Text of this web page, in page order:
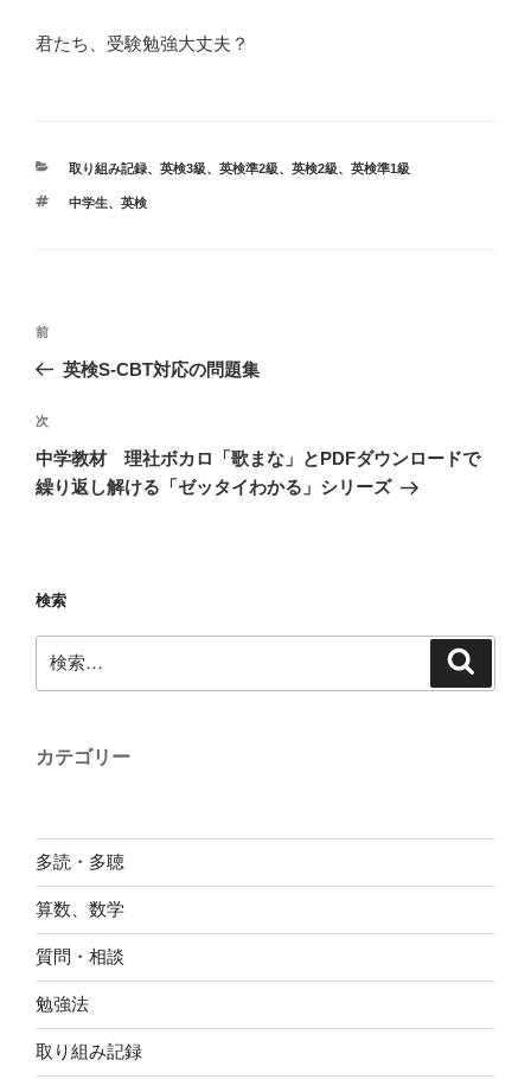
君たち、受験勉強大丈夫？
カ
ゴ
取り組み記録、 英検3級、 英検準2級、 英検2級、 英検準1級
タ
中学生、 英検
稿
ナ
ゲ
ー
シ
ョ
前
の
稿
前
英検S-CBT対応の問題集
次
の
投
次
中学教材 理社ボカロ「歌まな」とPDFダウンロードで
繰り返し解ける「ゼッタイわかる」シリーズ
検索
索:
カテゴリー
多読・多聴
算数、数学
質問・相談
勉強法
取り組み記録